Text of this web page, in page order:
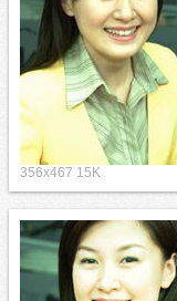
356x467 15K